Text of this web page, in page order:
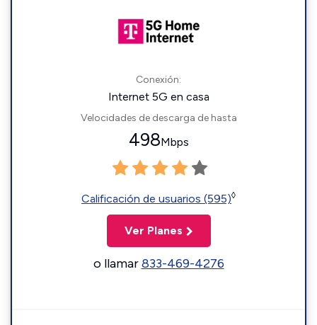
Conexión:
Internet 5G en casa
Velocidades de descarga de hasta
498Mbps
Calificación de usuarios (595)◊
Ver Planes
o llamar833-469-4276